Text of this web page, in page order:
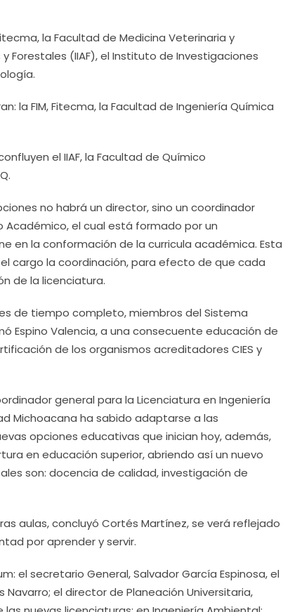
la Facultad de Medicina Veterinaria y
Forestales (IIAF), el Instituto de Investigaciones
la FIM, Fitecma, la Facultad de Ingeniería Química
el IIAF, la Facultad de Químico
no habrá un director, sino un coordinador
el cual está formado por un
en la conformación de la curricula académica. Esta
cargo la coordinación, para efecto de que cada
de la licenciatura.
de tiempo completo, miembros del Sistema
Espino Valencia, a una consecuente educación de
de los organismos acreditadores CIES y
general para la Licenciatura en Ingeniería
Michoacana ha sabido adaptarse a las
opciones educativas que inician hoy, además,
en educación superior, abriendo así un nuevo
son: docencia de calidad, investigación de
aulas, concluyó Cortés Martínez, se verá reflejado
por aprender y servir.
el secretario General, Salvador García Espinosa, el
el director de Planeación Universitaria,